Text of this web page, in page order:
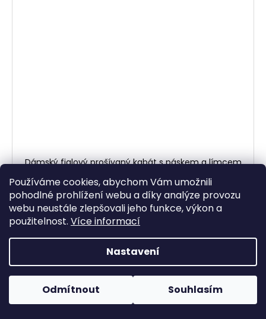
Používáme cookies, abychom Vám umožnili
pohodlné prohlížení webu a díky analýze provozu
webu neustále zlepšovali jeho funkce, výkon a
použitelnost. Více informací
Nastavení
Odmítnout Souhlasím
Dámský fialový prošívaný kabát s páskem a límcem
Skladem(2 ks)
495 Kč
DO KOŠÍKU
Dámský fialový prošívaný kabát se vzorem, s páskem a
límcem, na zip a cvoky Velikost 36 Prsa: 48,5 cm (97
cm obvod) Pas: 41 cm...